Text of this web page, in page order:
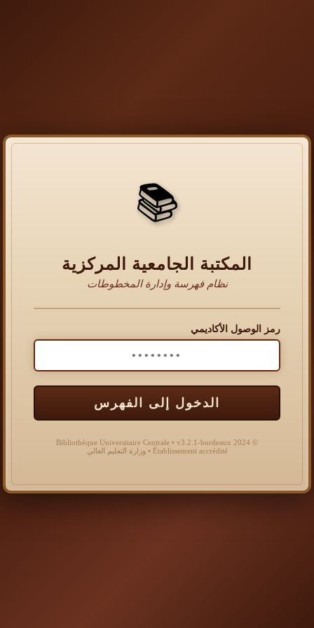
📚
المكتبة الجامعية المركزية
نظام فهرسة وإدارة المخطوطات
رمز الوصول الأكاديمي
الدخول إلى الفهرس
© 2024 Bibliothèque Universitaire Centrale • v3.2.1-bordeaux
Établissement accrédité • وزارة التعليم العالي